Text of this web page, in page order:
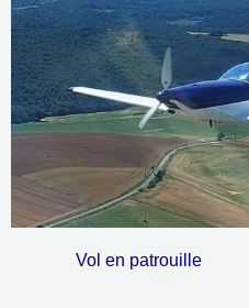
Vol en patrouille